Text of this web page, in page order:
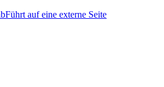
Führt auf eine externe Seite